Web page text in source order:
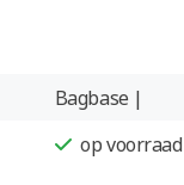
Bagbase |
op voorraad